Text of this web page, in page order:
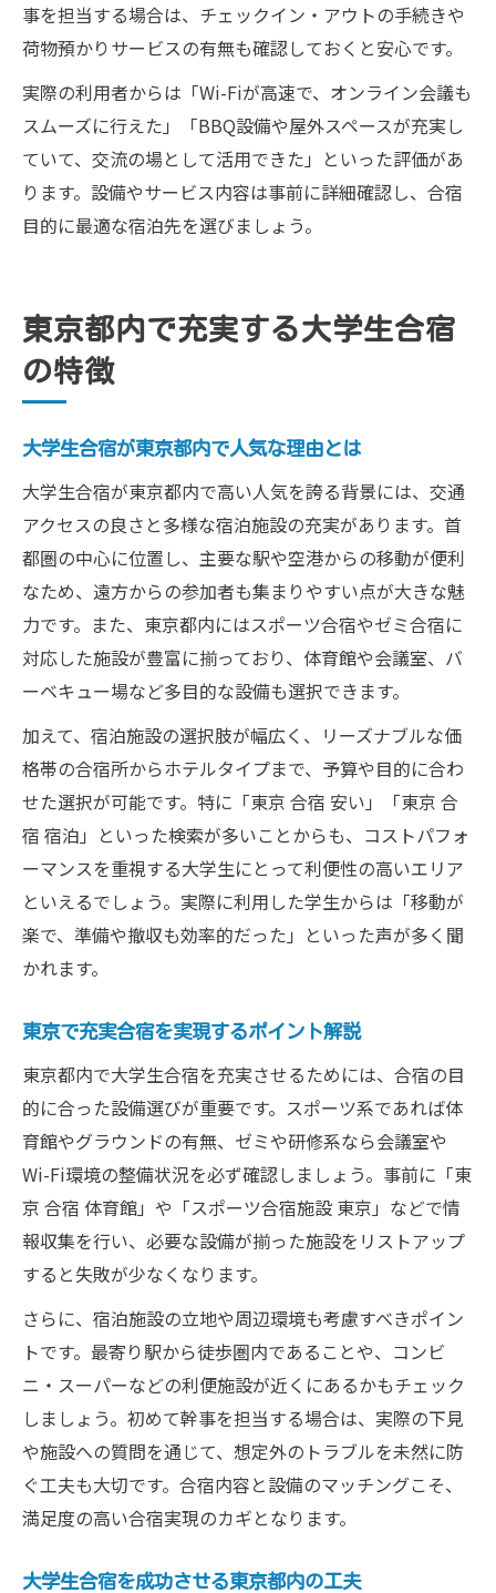
事を担当する場合は、チェックイン・アウトの手続きや
荷物預かりサービスの有無も確認しておくと安心です。
実際の利用者からは「Wi-Fiが高速で、オンライン会議も
スムーズに行えた」「BBQ設備や屋外スペースが充実し
ていて、交流の場として活用できた」といった評価があ
ります。設備やサービス内容は事前に詳細確認し、合宿
目的に最適な宿泊先を選びましょう。
東京都内で充実する大学生合宿
の特徴
大学生合宿が東京都内で人気な理由とは
大学生合宿が東京都内で高い人気を誇る背景には、交通
アクセスの良さと多様な宿泊施設の充実があります。首
都圏の中心に位置し、主要な駅や空港からの移動が便利
なため、遠方からの参加者も集まりやすい点が大きな魅
力です。また、東京都内にはスポーツ合宿やゼミ合宿に
対応した施設が豊富に揃っており、体育館や会議室、バ
ーベキュー場など多目的な設備も選択できます。
加えて、宿泊施設の選択肢が幅広く、リーズナブルな価
格帯の合宿所からホテルタイプまで、予算や目的に合わ
せた選択が可能です。特に「東京 合宿 安い」「東京 合
宿 宿泊」といった検索が多いことからも、コストパフォ
ーマンスを重視する大学生にとって利便性の高いエリア
といえるでしょう。実際に利用した学生からは「移動が
楽で、準備や撤収も効率的だった」といった声が多く聞
かれます。
東京で充実合宿を実現するポイント解説
東京都内で大学生合宿を充実させるためには、合宿の目
的に合った設備選びが重要です。スポーツ系であれば体
育館やグラウンドの有無、ゼミや研修系なら会議室や
Wi-Fi環境の整備状況を必ず確認しましょう。事前に「東
京 合宿 体育館」や「スポーツ合宿施設 東京」などで情
報収集を行い、必要な設備が揃った施設をリストアップ
すると失敗が少なくなります。
さらに、宿泊施設の立地や周辺環境も考慮すべきポイン
トです。最寄り駅から徒歩圏内であることや、コンビ
ニ・スーパーなどの利便施設が近くにあるかもチェック
しましょう。初めて幹事を担当する場合は、実際の下見
や施設への質問を通じて、想定外のトラブルを未然に防
ぐ工夫も大切です。合宿内容と設備のマッチングこそ、
満足度の高い合宿実現のカギとなります。
大学生合宿を成功させる東京都内の工夫